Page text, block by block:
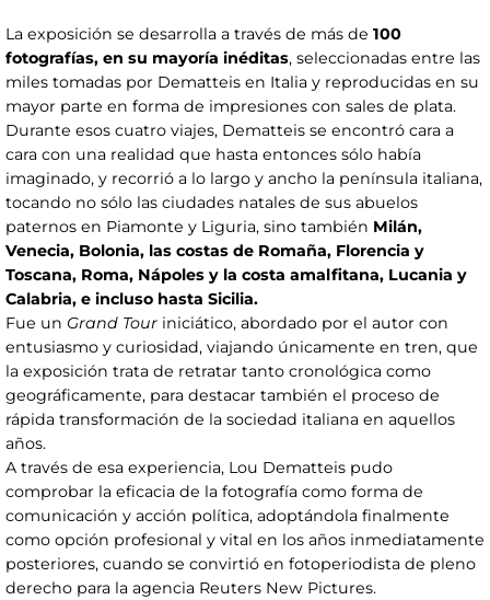
La exposición se desarrolla a través de más de 100
fotografías, en su mayoría inéditas, seleccionadas entre las
miles tomadas por Dematteis en Italia y reproducidas en su
mayor parte en forma de impresiones con sales de plata.
Durante esos cuatro viajes, Dematteis se encontró cara a
cara con una realidad que hasta entonces sólo había
imaginado, y recorrió a lo largo y ancho la península italiana,
tocando no sólo las ciudades natales de sus abuelos
paternos en Piamonte y Liguria, sino también Milán,
Venecia, Bolonia, las costas de Romaña, Florencia y
Toscana, Roma, Nápoles y la costa amalfitana, Lucania y
Calabria, e incluso hasta Sicilia.
Fue un Grand Tour iniciático, abordado por el autor con
entusiasmo y curiosidad, viajando únicamente en tren, que
la exposición trata de retratar tanto cronológica como
geográficamente, para destacar también el proceso de
rápida transformación de la sociedad italiana en aquellos
años.
A través de esa experiencia, Lou Dematteis pudo
comprobar la eficacia de la fotografía como forma de
comunicación y acción política, adoptándola finalmente
como opción profesional y vital en los años inmediatamente
posteriores, cuando se convirtió en fotoperiodista de pleno
derecho para la agencia Reuters New Pictures.